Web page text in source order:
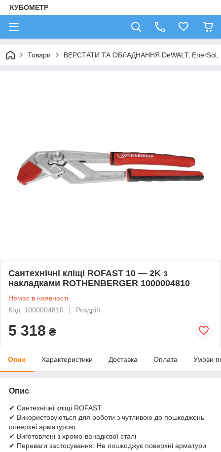
КУБОМЕТР
Товари ВЕРСТАТИ ТА ОБЛАДНАННЯ DeWALT, EnerSol,
Cантехнічні кліщі ROFAST 10 — 2K з
накладками ROTHENBERGER 1000004810
Немає в наявності
Код: 1000004810
Роздріб
5 318 ₴
Опис Характеристики Доставка Оплата Умови
Опис
✔ Сантехнічні кліщі ROFAST
✔ Використовуються для роботи з чутливою до пошкоджень
поверхні арматурою.
✔ Виготовлені з хромо-ванадієвої сталі
✔ Переваги застосування: Не пошкоджує поверхні арматури